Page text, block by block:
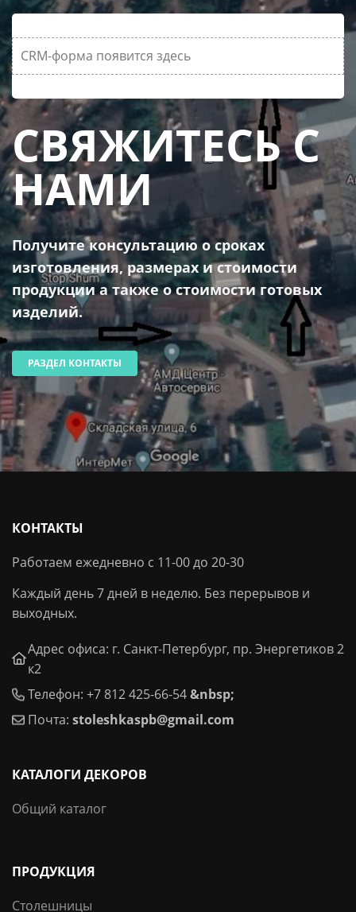
CRM-форма появится здесь
СВЯЖИТЕСЬ С
НАМИ
Получите консультацию о сроках
изготовления, размерах и стоимости
продукции а также о стоимости готовых
изделий.
РАЗДЕЛ КОНТАКТЫ
КОНТАКТЫ
Работаем ежедневно с 11-00 до 20-30
Каждый день 7 дней в неделю. Без перерывов и
выходных.
Адрес офиса: г. Санкт-Петербург, пр. Энергетиков 2
к2
Телефон: +7 812 425-66-54&nbsp;
Почта: stoleshkaspb@gmail.com
КАТАЛОГИ ДЕКОРОВ
Общий каталог
ПРОДУКЦИЯ
Столешницы